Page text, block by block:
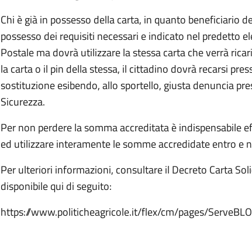
Chi è già in possesso della carta, in quanto beneficiario
possesso dei requisiti necessari e indicato nel predetto
Postale ma dovrà utilizzare la stessa carta che verrà
la carta o il pin della stessa, il cittadino dovrà recarsi
sostituzione esibendo, allo sportello, giusta denuncia
Sicurezza.
Per non perdere la somma accreditata è
ed utilizzare interamente le somme accredidate entro e
Per ulteriori informazioni, consultare il Decreto Carta
disponibile qui di seguito:
https://www.politicheagricole.it/flex/cm/pages/